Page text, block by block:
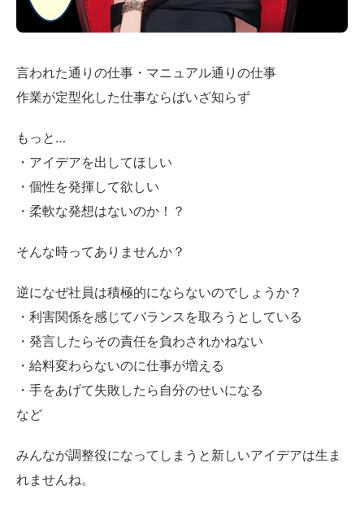
言われた通りの仕事・マニュアル通りの仕事
作業が定型化した仕事ならばいざ知らず
もっと…
・アイデアを出してほしい
・個性を発揮して欲しい
・柔軟な発想はないのか！？
そんな時ってありませんか？
逆になぜ社員は積極的にならないのでしょうか？
・利害関係を感じてバランスを取ろうとしている
・発言したらその責任を負わされかねない
・給料変わらないのに仕事が増える
・手をあげて失敗したら自分のせいになる
など
みんなが調整役になってしまうと新しいアイデアは生ま
れませんね。